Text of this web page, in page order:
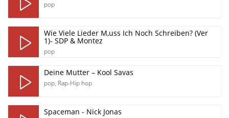
pop
Wie Viele Lieder M,uss Ich Noch Schreiben? (Ver
1)- SDP & Montez
pop
Deine Mutter – Kool Savas
pop, Rap-Hip hop
Spaceman - Nick Jonas